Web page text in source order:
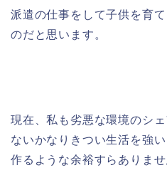
派遣の仕事をして子供を育
のだと思います。
現在、私も劣悪な環境のシ
ないかなりきつい生活を強
作るような余裕すらありませ